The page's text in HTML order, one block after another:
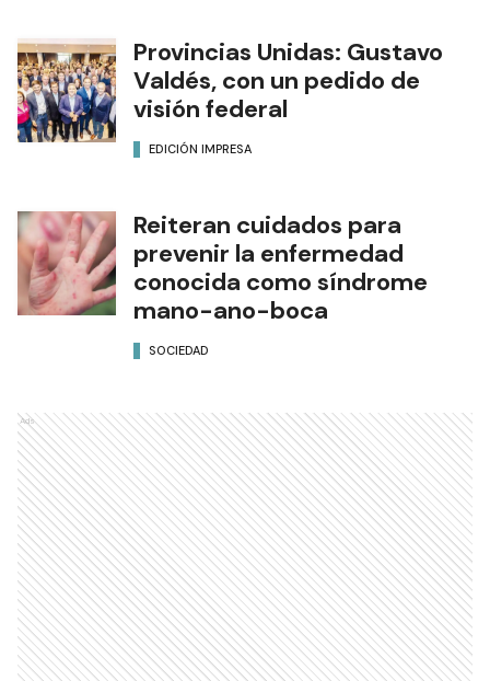
Provincias Unidas: Gustavo
Valdés, con un pedido de
visión federal
EDICIÓN IMPRESA
Reiteran cuidados para
prevenir la enfermedad
conocida como síndrome
mano-ano-boca
SOCIEDAD
Ads